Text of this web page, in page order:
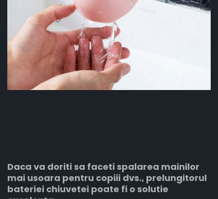
Daca va doriti sa faceti spalarea mainilor
mai usoara pentru copiii dvs., prelungitorul
bateriei chiuvetei poate fi o solutie